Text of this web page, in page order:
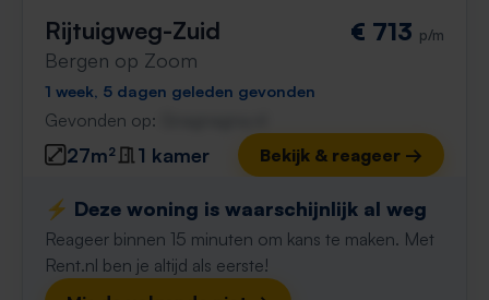
Rijtuigweg-Zuid
Bergen op Zoom
€ 713 p/m
1 week, 5 dagen geleden gevonden
Gevonden op:
27m² 1 kamer Bekijk & reageer →
⚡️ Deze woning is waarschijnlijk al weg
Reageer binnen 15 minuten om kans te maken. Met
Rent.nl ben je altijd als eerste!